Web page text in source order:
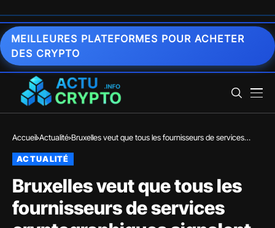
MEILLEURES PLATEFORMES POUR ACHETER
DES CRYPTO
Accueil Actualité Bruxelles veut que tous les fournisseurs de services
ACTUALITÉ
Bruxelles veut que tous les
fournisseurs de services